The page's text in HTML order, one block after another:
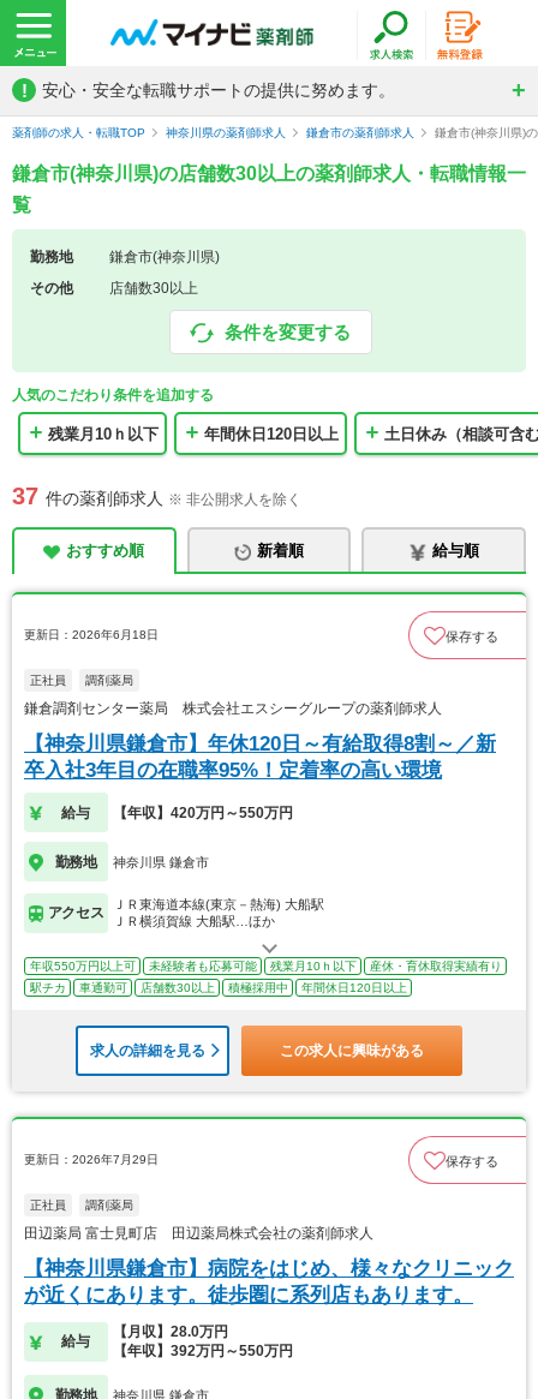
! 安心・安全な転職サポートの提供に努めます。
薬剤師の求人・転職TOP 神奈川県の薬剤師求人 鎌倉市の薬剤師求人 鎌倉市(神奈川県)
鎌倉市(神奈川県)の店舗数30以上の薬剤師求人・転職情報一
覧
勤務地
鎌倉市(神奈川県)
その他
店舗数30以上
条件を変更する
人気のこだわり条件を追加する
残業月10ｈ以下 年間休日120日以上 土日休み（相談可含
37 件の薬剤師求人 ※ 非公開求人を除く
おすすめ順 新着順 給与順
更新日：2026年6月18日 保存する
正社員 調剤薬局
鎌倉調剤センター薬局 株式会社エスシーグループの薬剤師求人
【神奈川県鎌倉市】年休120日～有給取得8割～／新
卒入社3年目の在職率95%！定着率の高い環境
給与 【年収】420万円～550万円
勤務地 神奈川県 鎌倉市
アクセス
ＪＲ東海道本線(東京－熱海) 大船駅
ＪＲ横須賀線 大船駅…ほか
年収550万円以上可 未経験者も応募可能 残業月10ｈ以下
産休・育休取得実績有り
駅チカ
車通勤可 店舗数30以上 積極採用中 年間休日120日以上
求人の詳細を見る この求人に興味がある
更新日：2026年7月29日 保存する
正社員 調剤薬局
田辺薬局 富士見町店 田辺薬局株式会社の薬剤師求人
【神奈川県鎌倉市】病院をはじめ、様々なクリニック
が近くにあります。徒歩圏に系列店もあります。
給与
【月収】28.0万円
【年収】392万円～550万円
勤務地 神奈川県 鎌倉市